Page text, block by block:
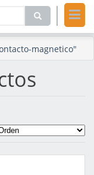
magnetico"